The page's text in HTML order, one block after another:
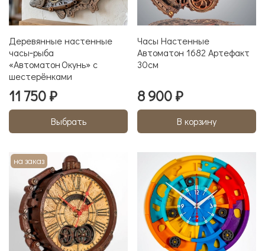
Деревянные настенные
часы‑рыба
«Автоматон Окунь» с
шестерёнками
11 750 ₽
Выбрать
Часы Настенные
Автоматон 1682 Артефакт
30см
8 900 ₽
В корзину
на заказ